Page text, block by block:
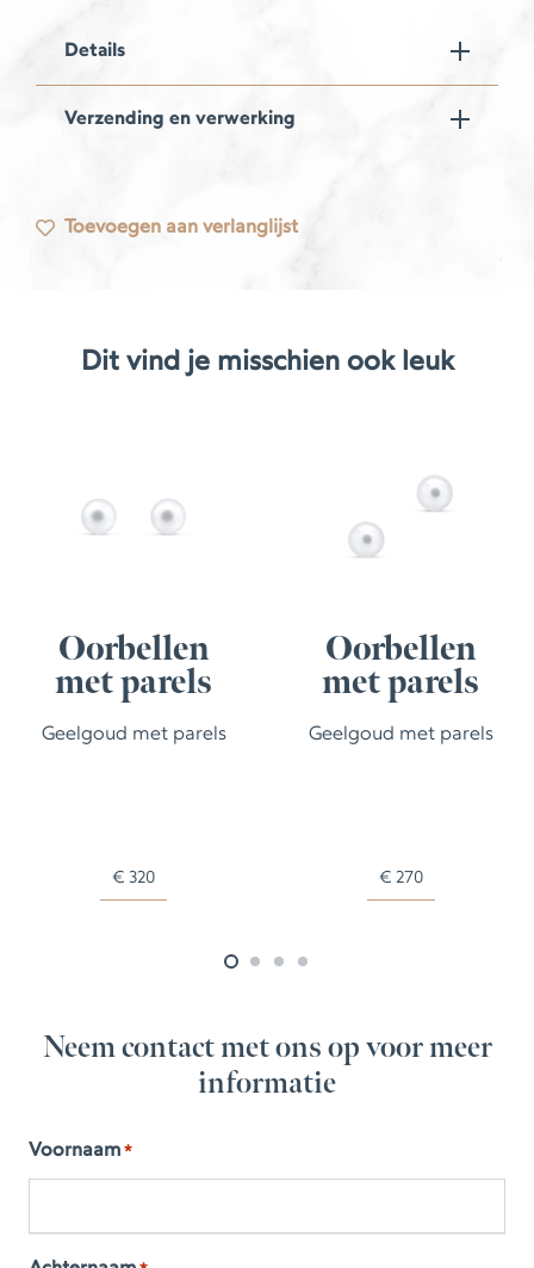
Details
Verzending en verwerking
Toevoegen aan verlanglijst
Dit vind je misschien ook leuk
Oorbellen
met parels
Geelgoud met parels
€ 320
Oorbellen
met parels
Geelgoud met parels
€ 270
Neem contact met ons op voor meer
informatie
Voornaam *